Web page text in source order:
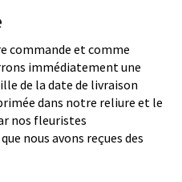
commande et comme
immédiatement une
de la date de livraison
dans notre reliure et le
nos fleuristes
nous avons reçues des